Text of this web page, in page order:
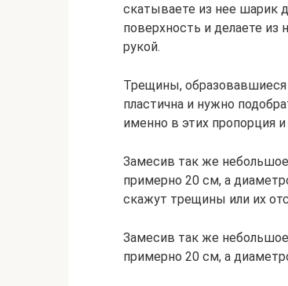
скатываете из нее шарик
поверхность и делаете
рукой.
Трещины, образовавшиеся
пластична и нужно
именно в этих пропорция
Замесив так же
примерно 20 см, а
скажут трещины или их
Замесив так же
примерно 20 см, а